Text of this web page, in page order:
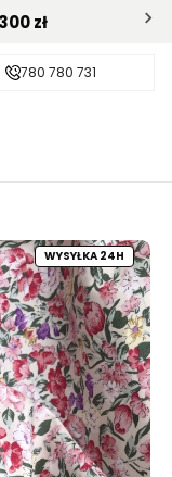
zł
od 300 zł
780 780 731
WYSYŁKA 24H